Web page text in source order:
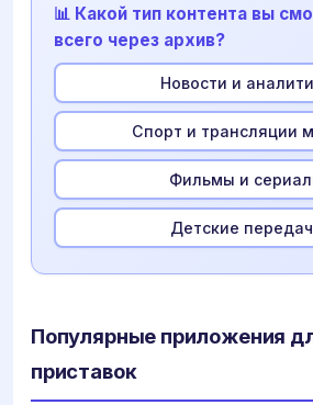
📊 Какой тип контента вы
всего через архив?
Новости и
Спорт и трансляции
Фильмы и
Детские
Популярные приложения
приставок